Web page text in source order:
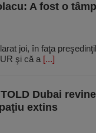
A fost o
joi, în faţa
şi că a [...]
Dubai
extins